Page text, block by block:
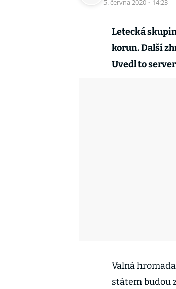
5. června 2020 · 14:23
Letecká
korun. Další
Uvedl to server
Valná
státem budou